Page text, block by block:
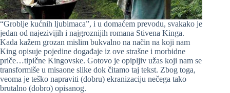
“Groblje kućnih ljubimaca”, i u domaćem prevodu, svakako je
jedan od najezivijih i najgroznijih romana Stivena Kinga.
Kada kažem grozan mislim bukvalno na način na koji nam
King opisuje pojedine događaje iz ove strašne i morbidne
priče…tipične Kingovske. Gotovo je opipljiv užas koji nam se
transformiše u misaone slike dok čitamo taj tekst. Zbog toga,
veoma je teško napraviti (dobru) ekranizaciju nečega tako
brutalno (dobro) opisanog.